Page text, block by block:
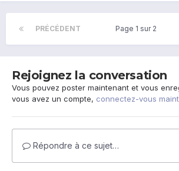
PRÉCÉDENT Page 1 sur 2
Rejoignez la conversation
Vous pouvez poster maintenant et vous
vous avez un compte, connectez-vous
Répondre à ce sujet…